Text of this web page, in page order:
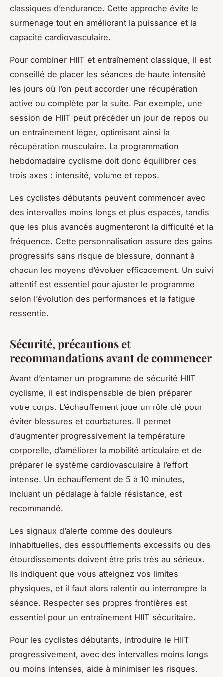
classiques d’endurance. Cette approche évite le
surmenage tout en améliorant la puissance et la
capacité cardiovasculaire.
Pour combiner HIIT et entraînement classique, il est
conseillé de placer les séances de haute intensité
les jours où l’on peut accorder une récupération
active ou complète par la suite. Par exemple, une
session de HIIT peut précéder un jour de repos ou
un entraînement léger, optimisant ainsi la
récupération musculaire. La programmation
hebdomadaire cyclisme doit donc équilibrer ces
trois axes : intensité, volume et repos.
Les cyclistes débutants peuvent commencer avec
des intervalles moins longs et plus espacés, tandis
que les plus avancés augmenteront la difficulté et la
fréquence. Cette personnalisation assure des gains
progressifs sans risque de blessure, donnant à
chacun les moyens d’évoluer efficacement. Un suivi
attentif est essentiel pour ajuster le programme
selon l’évolution des performances et la fatigue
ressentie.
Sécurité, précautions et
recommandations avant de commencer
Avant d’entamer un programme de sécurité HIIT
cyclisme, il est indispensable de bien préparer
votre corps. L’échauffement joue un rôle clé pour
éviter blessures et courbatures. Il permet
d’augmenter progressivement la température
corporelle, d’améliorer la mobilité articulaire et de
préparer le système cardiovasculaire à l’effort
intense. Un échauffement de 5 à 10 minutes,
incluant un pédalage à faible résistance, est
recommandé.
Les signaux d’alerte comme des douleurs
inhabituelles, des essoufflements excessifs ou des
étourdissements doivent être pris très au sérieux.
Ils indiquent que vous atteignez vos limites
physiques, et il faut alors ralentir ou interrompre la
séance. Respecter ses propres frontières est
essentiel pour un entraînement HIIT sécuritaire.
Pour les cyclistes débutants, introduire le HIIT
progressivement, avec des intervalles moins longs
ou moins intenses, aide à minimiser les risques.